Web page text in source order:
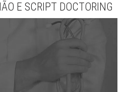
E SCRIPT DOCTORING